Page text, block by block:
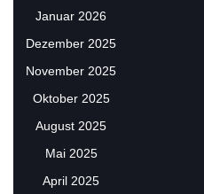
Januar 2026
Dezember 2025
November 2025
Oktober 2025
August 2025
Mai 2025
April 2025